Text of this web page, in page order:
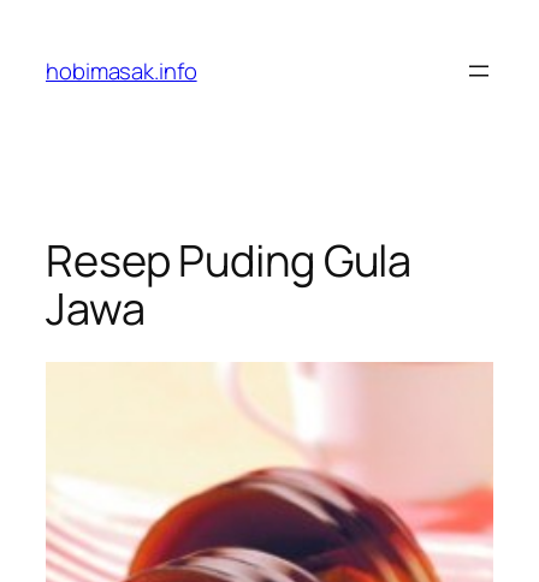
content
hobimasak.info
Resep Puding Gula
Jawa